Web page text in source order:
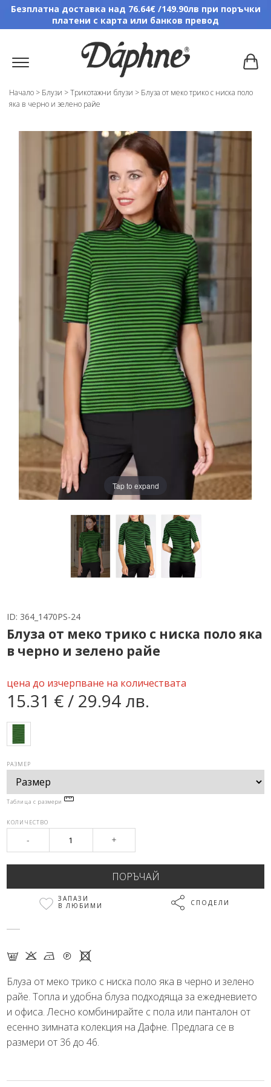
Безплатна доставка над 76.64€ /149.90лв при поръчки
платени с карта или банков превод
Начало > Блузи >Трикотажни блузи > Блуза от меко трико с ниска поло
яка в черно и зелено райе
Tap to expand
ID: 364_1470PS-24
Блуза от меко трико с ниска поло яка
в черно и зелено райе
цена до изчерпване на количествата
15.31 € / 29.94 лв.
РАЗМЕР
Таблица с размери
КОЛИЧЕСТВО
- +
ЗАПАЗИ
В ЛЮБИМИ
СПОДЕЛИ
F K N Q X
Блуза от меко трико с ниска поло яка в черно и зелено
райе. Топла и удобна блуза подходяща за ежедневието
и офиса. Лесно комбинирайте с пола или панталон от
есенно зимната колекция на Дафне. Предлага се в
размери от 36 до 46.